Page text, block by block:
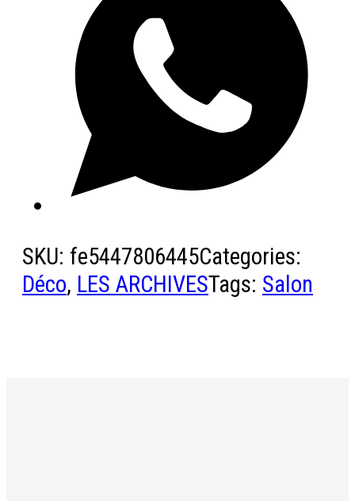
SKU: fe5447806445Categories:
Déco, LES ARCHIVESTags: Salon